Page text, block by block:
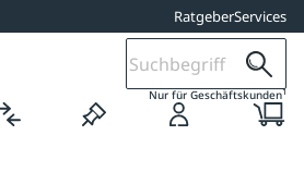
RatgeberServices
Nur für Geschäftskunden1